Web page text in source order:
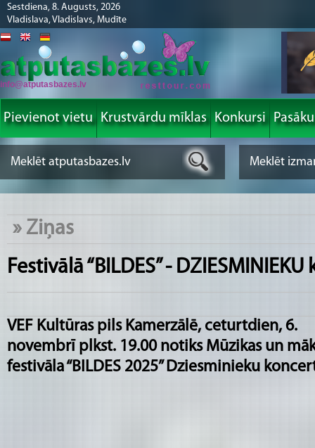
Sestdiena, 8. Augusts, 2026
Vladislava, Vladislavs, Mudīte
info@atputasbazes.lv
Pievienot vietu Krustvārdu mīklas Konkursi
» Ziņas
Festivālā “BILDES” -
VEF Kultūras pils Kamerzālē, ceturtdien, 6.
novembrī plkst. 19.00 notiks Mūzikas un
festivāla “BILDES 2025” Dziesminieku